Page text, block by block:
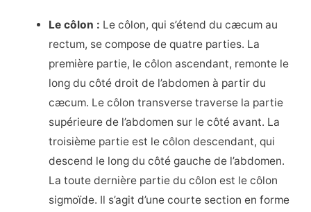
Le côlon : Le côlon, qui s’étend du cæcum au
rectum, se compose de quatre parties. La
première partie, le côlon ascendant, remonte le
long du côté droit de l’abdomen à partir du
cæcum. Le côlon transverse traverse la partie
supérieure de l’abdomen sur le côté avant. La
troisième partie est le côlon descendant, qui
descend le long du côté gauche de l’abdomen.
La toute dernière partie du côlon est le côlon
sigmoïde. Il s’agit d’une courte section en forme